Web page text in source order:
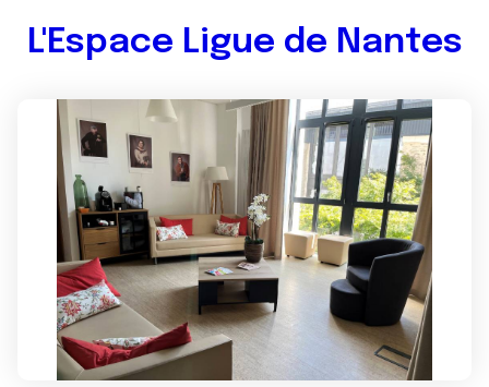
L'Espace Ligue de Nantes